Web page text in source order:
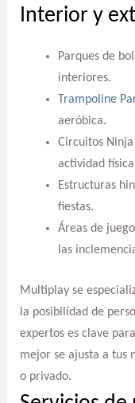
Interior y
Parques de
interiores.
Trampoline
aeróbica.
Circuitos
actividad
Estructuras
fiestas.
Áreas de
las
Multiplay se
la posibilidad de
expertos es clave
mejor se ajusta a tus
o privado.